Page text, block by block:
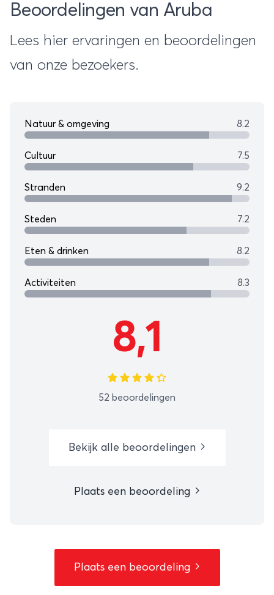
Beoordelingen van Aruba
Lees hier ervaringen en beoordelingen
van onze bezoekers.
Natuur & omgeving 8.2
Cultuur 7.5
Stranden 9.2
Steden 7.2
Eten & drinken 8.2
Activiteiten 8.3
8,1
52 beoordelingen
Bekijk alle beoordelingen
Plaats een beoordeling
Plaats een beoordeling